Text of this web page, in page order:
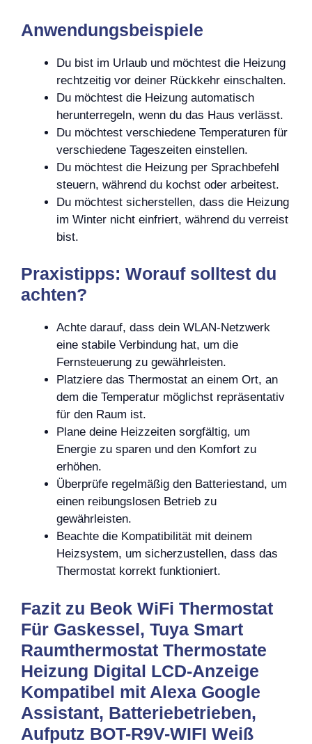
Anwendungsbeispiele
Du bist im Urlaub und möchtest die Heizung
rechtzeitig vor deiner Rückkehr einschalten.
Du möchtest die Heizung automatisch
herunterregeln, wenn du das Haus verlässt.
Du möchtest verschiedene Temperaturen für
verschiedene Tageszeiten einstellen.
Du möchtest die Heizung per Sprachbefehl
steuern, während du kochst oder arbeitest.
Du möchtest sicherstellen, dass die Heizung
im Winter nicht einfriert, während du verreist
bist.
Praxistipps: Worauf solltest du
achten?
Achte darauf, dass dein WLAN-Netzwerk
eine stabile Verbindung hat, um die
Fernsteuerung zu gewährleisten.
Platziere das Thermostat an einem Ort, an
dem die Temperatur möglichst repräsentativ
für den Raum ist.
Plane deine Heizzeiten sorgfältig, um
Energie zu sparen und den Komfort zu
erhöhen.
Überprüfe regelmäßig den Batteriestand, um
einen reibungslosen Betrieb zu
gewährleisten.
Beachte die Kompatibilität mit deinem
Heizsystem, um sicherzustellen, dass das
Thermostat korrekt funktioniert.
Fazit zu Beok WiFi Thermostat
Für Gaskessel, Tuya Smart
Raumthermostat Thermostate
Heizung Digital LCD-Anzeige
Kompatibel mit Alexa Google
Assistant, Batteriebetrieben,
Aufputz BOT-R9V-WIFI Weiß